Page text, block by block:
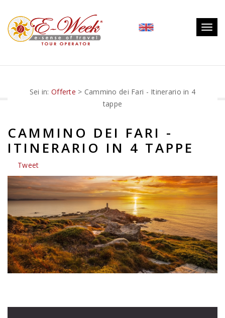
Sei in: Offerte > Cammino dei Fari - Itinerario in 4
tappe
CAMMINO DEI FARI -
ITINERARIO IN 4 TAPPE
Tweet